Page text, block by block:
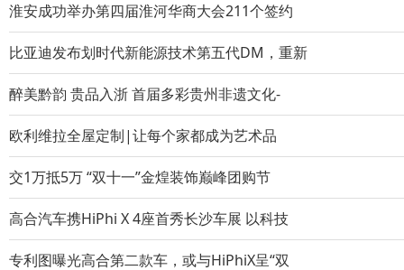
淮安成功举办第四届淮河华商大会211个签约
比亚迪发布划时代新能源技术第五代DM，重新
醉美黔韵 贵品入浙 首届多彩贵州非遗文化-
欧利维拉全屋定制|让每个家都成为艺术品
交1万抵5万 “双十一”金煌装饰巅峰团购节
高合汽车携HiPhi X 4座首秀长沙车展 以科技
专利图曝光高合第二款车，或与HiPhiX呈“双